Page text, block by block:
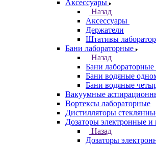
Аксессуары
Назад
Аксессуары
Держатели
Штативы
Бани лабораторные
Назад
Бани лабораторные
Бани водяные
Бани водяные
Вакуумные
Вортексы лабораторные
Дистилляторы
Дозаторы электронные и
Назад
Дозаторы